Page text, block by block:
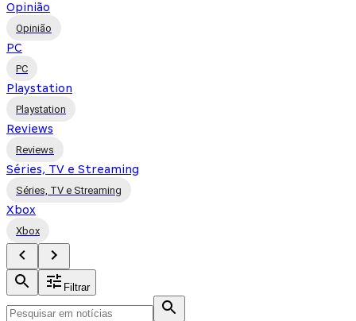
Opinião
Opinião
PC
PC
Playstation
Playstation
Reviews
Reviews
Séries, TV e Streaming
Séries, TV e Streaming
Xbox
Xbox
Filtrar